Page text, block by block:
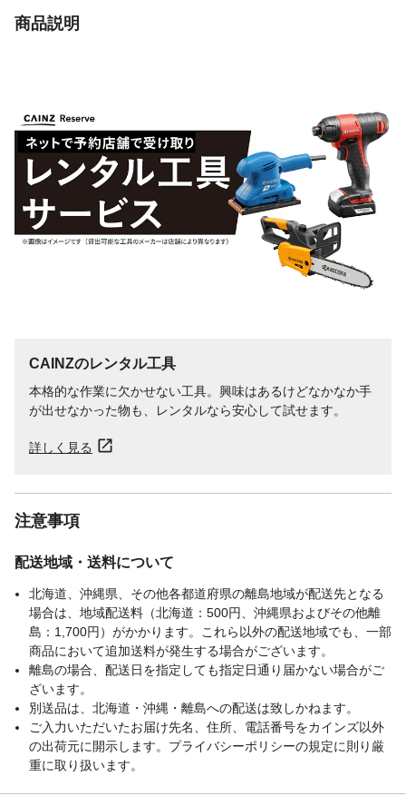
商品説明
CAINZのレンタル工具
本格的な作業に欠かせない工具。興味はあるけどなかなか手
が出せなかった物も、レンタルなら安心して試せます。
詳しく見る
注意事項
配送地域・送料について
北海道、沖縄県、その他各都道府県の離島地域が配送先となる
場合は、地域配送料（北海道：500円、沖縄県およびその他離
島：1,700円）がかかります。これら以外の配送地域でも、一部
商品において追加送料が発生する場合がございます。
離島の場合、配送日を指定しても指定日通り届かない場合がご
ざいます。
別送品は、北海道・沖縄・離島への配送は致しかねます。
ご入力いただいたお届け先名、住所、電話番号をカインズ以外
の出荷元に開示します。プライバシーポリシーの規定に則り厳
重に取り扱います。